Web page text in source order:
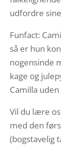
udfordre
Funfact:
så er hun
nogensinde
kage og
Camilla
Vil du lære
med den
(bogstavelig